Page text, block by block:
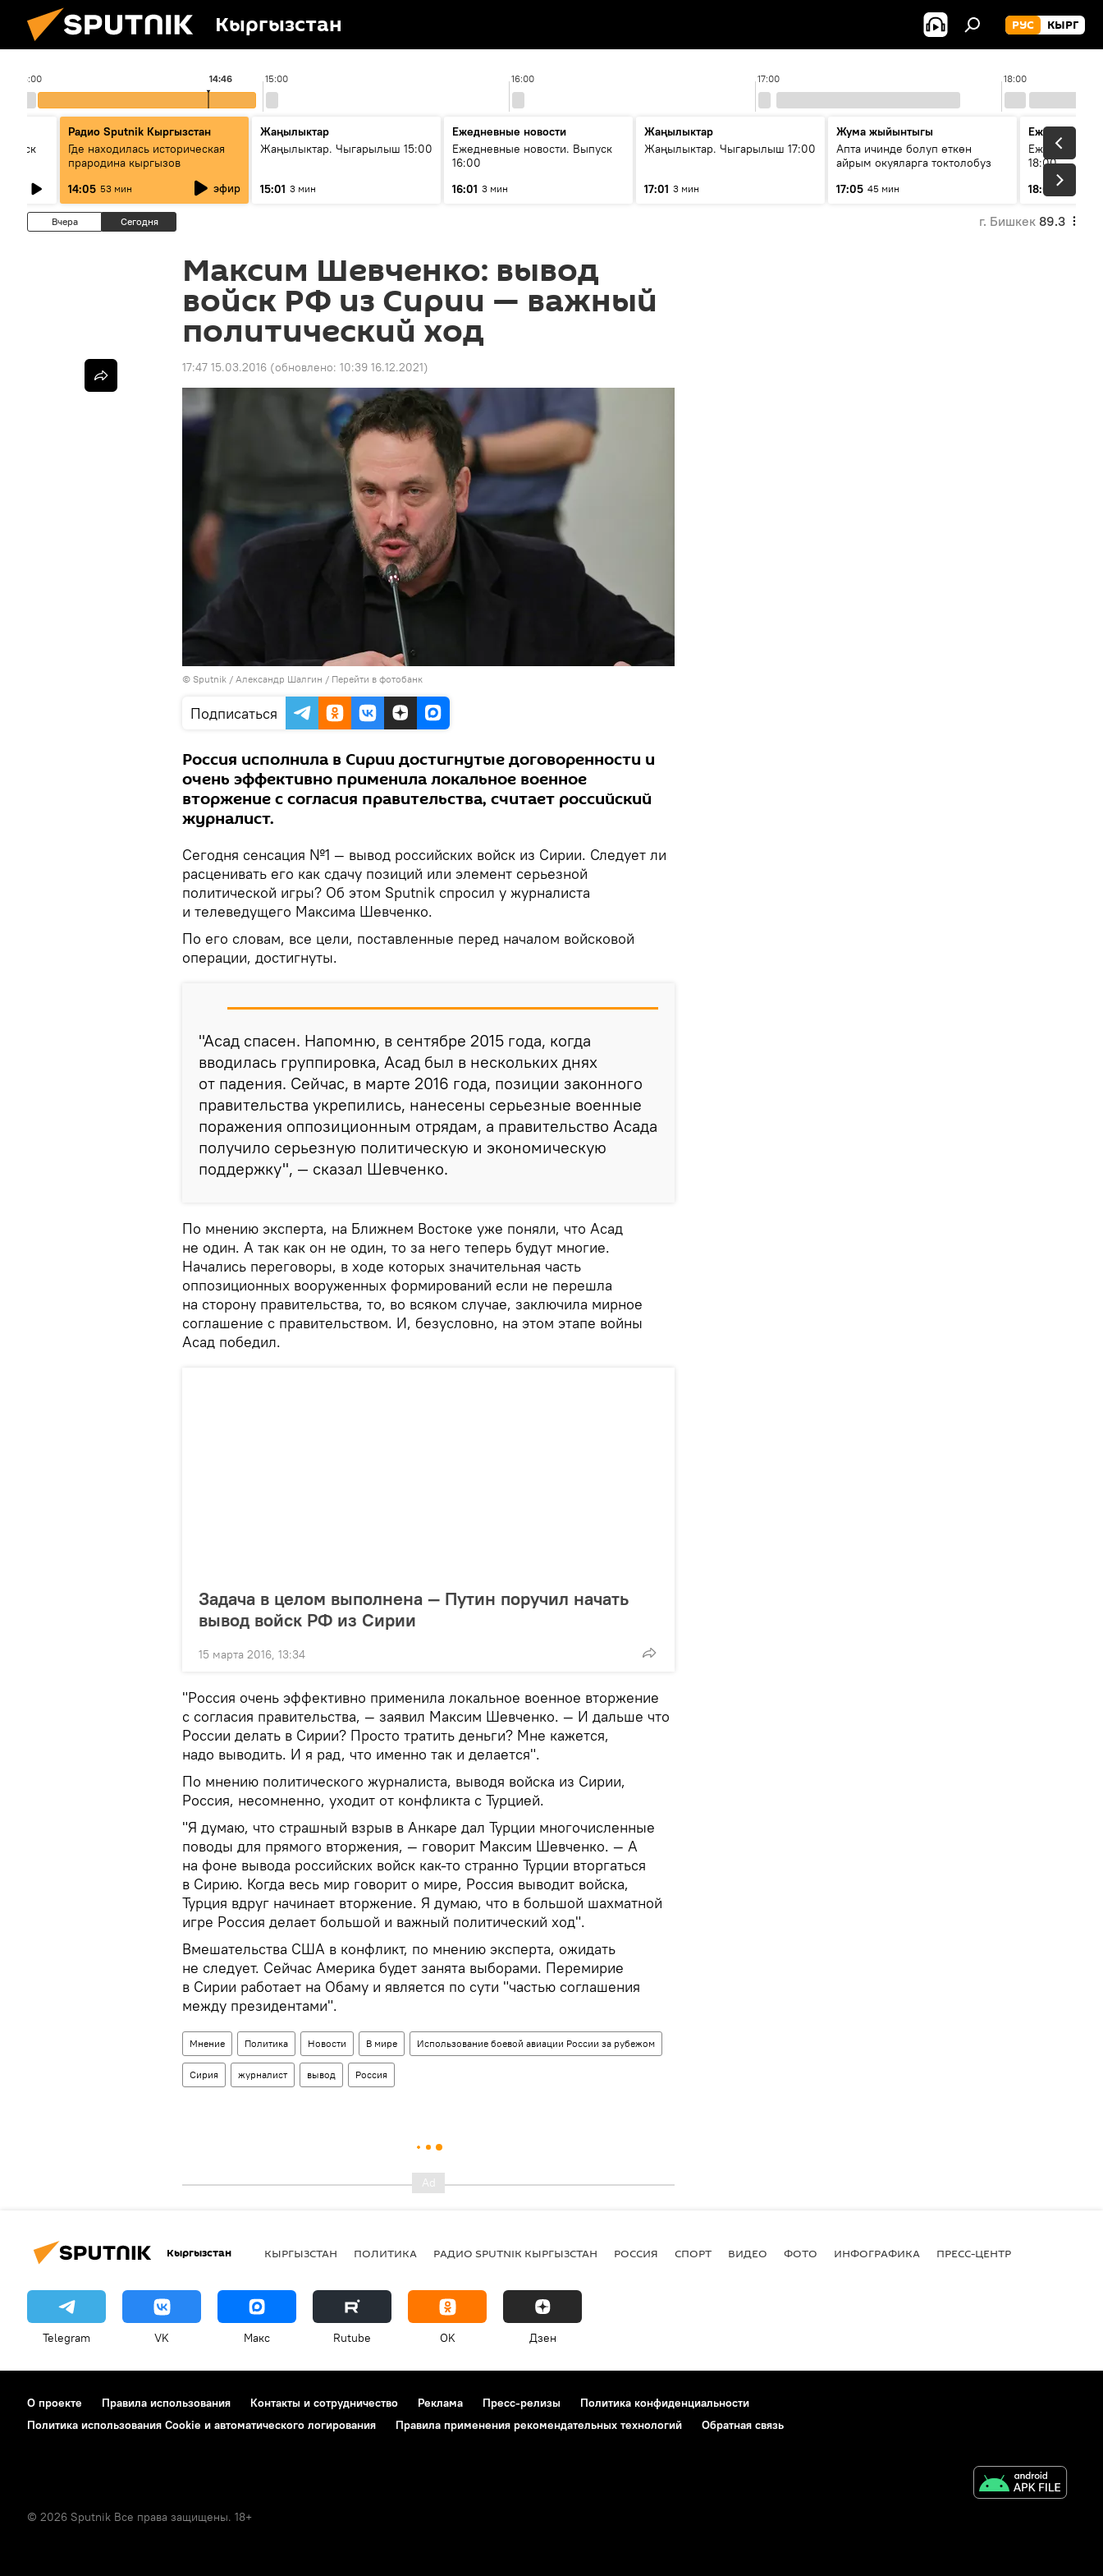
Кыргызстан РУС КЫРГ
14:00 15:00 16:00 17:00 18:00
14:46
Радио Sputnik Кыргызстан
Где находилась историческая
прародина кыргызов
14:05 53 мин эфир
Жаңылыктар
Жаңылыктар. Чыгарылыш 15:00
15:01 3 мин
Ежедневные новости
Ежедневные новости. Выпуск
16:00
16:01 3 мин
Жаңылыктар
Жаңылыктар. Чыгарылыш 17:00
17:01 3 мин
Жума жыйынтыгы
Апта ичинде болуп өткөн
айрым окуяларга токтолобуз
17:05 45 мин
Ежедневные
Ежедневные
18:00
18:01
5 мин
Вчера Сегодня г. Бишкек 89.3
Максим Шевченко: вывод
войск РФ из Сирии — важный
политический ход
17:47 15.03.2016 (обновлено: 10:39 16.12.2021)
© Sputnik / Александр Шалгин / Перейти в фотобанк
Подписаться
Россия исполнила в Сирии достигнутые договоренности и
очень эффективно применила локальное военное
вторжение с согласия правительства, считает российский
журналист.
Сегодня сенсация №1 — вывод российских войск из Сирии. Следует ли
расценивать его как сдачу позиций или элемент серьезной
политической игры? Об этом Sputnik спросил у журналиста
и телеведущего Максима Шевченко.
По его словам, все цели, поставленные перед началом войсковой
операции, достигнуты.
"Асад спасен. Напомню, в сентябре 2015 года, когда
вводилась группировка, Асад был в нескольких днях
от падения. Сейчас, в марте 2016 года, позиции законного
правительства укрепились, нанесены серьезные военные
поражения оппозиционным отрядам, а правительство Асада
получило серьезную политическую и экономическую
поддержку", — сказал Шевченко.
По мнению эксперта, на Ближнем Востоке уже поняли, что Асад
не один. А так как он не один, то за него теперь будут многие.
Начались переговоры, в ходе которых значительная часть
оппозиционных вооруженных формирований если не перешла
на сторону правительства, то, во всяком случае, заключила мирное
соглашение с правительством. И, безусловно, на этом этапе войны
Асад победил.
Задача в целом выполнена — Путин поручил начать
вывод войск РФ из Сирии
15 марта 2016, 13:34
"Россия очень эффективно применила локальное военное вторжение
с согласия правительства, — заявил Максим Шевченко. — И дальше что
России делать в Сирии? Просто тратить деньги? Мне кажется,
надо выводить. И я рад, что именно так и делается".
По мнению политического журналиста, выводя войска из Сирии,
Россия, несомненно, уходит от конфликта с Турцией.
"Я думаю, что страшный взрыв в Анкаре дал Турции многочисленные
поводы для прямого вторжения, — говорит Максим Шевченко. — А
на фоне вывода российских войск как-то странно Турции вторгаться
в Сирию. Когда весь мир говорит о мире, Россия выводит войска,
Турция вдруг начинает вторжение. Я думаю, что в большой шахматной
игре Россия делает большой и важный политический ход".
Вмешательства США в конфликт, по мнению эксперта, ожидать
не следует. Сейчас Америка будет занята выборами. Перемирие
в Сирии работает на Обаму и является по сути "частью соглашения
между президентами".
Мнение Политика Новости В мире Использование боевой авиации России за рубежом
Сирия журналист вывод Россия
Кыргызстан КЫРГЫЗСТАН ПОЛИТИКА РАДИО SPUTNIK КЫРГЫЗСТАН РОССИЯ СПОРТ ВИДЕО ФОТО ИНФОГРАФИКА ПРЕСС-ЦЕНТР
Telegram VK Макс Rutube OK Дзен
О проекте Правила использования Контакты и сотрудничество Реклама Пресс-релизы
Политика конфиденциальности
Политика использования Cookie и автоматического логирования
Правила применения рекомендательных технологий Обратная связь
© 2026 Sputnik Все права защищены. 18+